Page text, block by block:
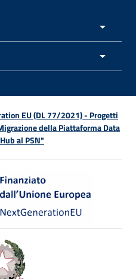
EU (DL 77/2021) - Progetti
della Piattaforma Data
al PSN"